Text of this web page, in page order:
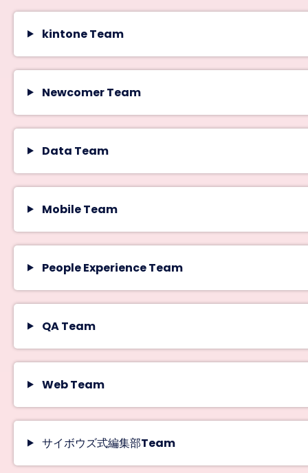
kintone Team
Newcomer Team
Data Team
Mobile Team
People Experience Team
QA Team
Web Team
サイボウズ式編集部Team